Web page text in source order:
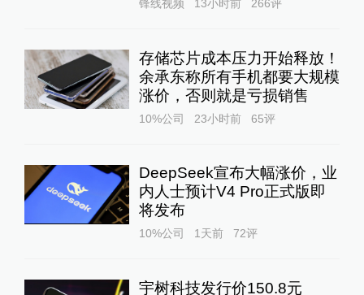
锋线视频 13小时前 266评
存储芯片成本压力开始释放！
余承东称所有手机都要大规模
涨价，否则就是亏损销售
10%公司 23小时前 65评
DeepSeek宣布大幅涨价，业
内人士预计V4 Pro正式版即
将发布
10%公司 1天前 72评
宇树科技发行价150.8元